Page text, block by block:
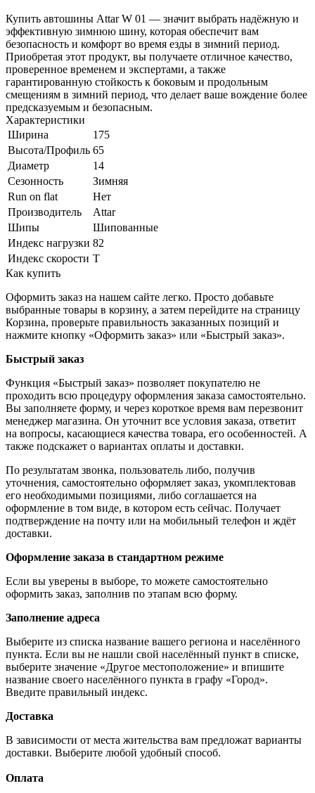
Купить автошины Attar W 01 — значит выбрать надёжную и
эффективную зимнюю шину, которая обеспечит вам
безопасность и комфорт во время езды в зимний период.
Приобретая этот продукт, вы получаете отличное качество,
проверенное временем и экспертами, а также
гарантированную стойкость к боковым и продольным
смещениям в зимний период, что делает ваше вождение более
предсказуемым и безопасным.
Характеристики
Ширина
175
Высота/Профиль 65
Диаметр
14
Сезонность
Зимняя
Run on flat
Нет
Производитель
Attar
Шипы
Шипованные
Индекс нагрузки 82
Индекс скорости T
Как купить
Оформить заказ на нашем сайте легко. Просто добавьте
выбранные товары в корзину, а затем перейдите на страницу
Корзина, проверьте правильность заказанных позиций и
нажмите кнопку «Оформить заказ» или «Быстрый заказ».
Быстрый заказ
Функция «Быстрый заказ» позволяет покупателю не
проходить всю процедуру оформления заказа самостоятельно.
Вы заполняете форму, и через короткое время вам перезвонит
менеджер магазина. Он уточнит все условия заказа, ответит
на вопросы, касающиеся качества товара, его особенностей. А
также подскажет о вариантах оплаты и доставки.
По результатам звонка, пользователь либо, получив
уточнения, самостоятельно оформляет заказ, укомплектовав
его необходимыми позициями, либо соглашается на
оформление в том виде, в котором есть сейчас. Получает
подтверждение на почту или на мобильный телефон и ждёт
доставки.
Оформление заказа в стандартном режиме
Если вы уверены в выборе, то можете самостоятельно
оформить заказ, заполнив по этапам всю форму.
Заполнение адреса
Выберите из списка название вашего региона и населённого
пункта. Если вы не нашли свой населённый пункт в списке,
выберите значение «Другое местоположение» и впишите
название своего населённого пункта в графу «Город».
Введите правильный индекс.
Доставка
В зависимости от места жительства вам предложат варианты
доставки. Выберите любой удобный способ.
Оплата